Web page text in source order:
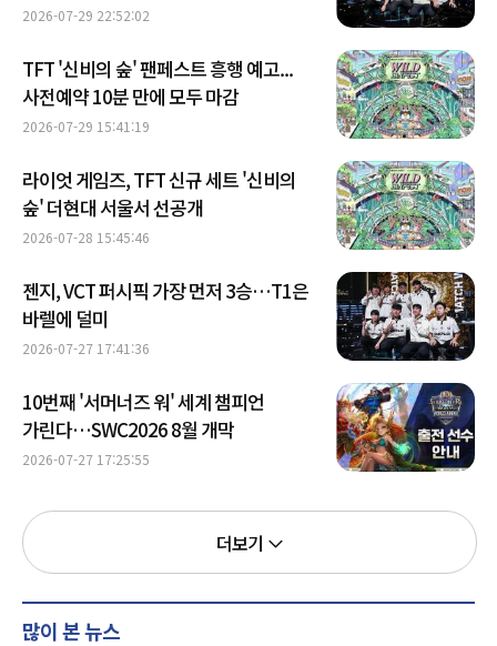
2026-07-29 22:52:02
TFT '신비의 숲' 팬페스트 흥행 예고...
사전예약 10분 만에 모두 마감
2026-07-29 15:41:19
라이엇 게임즈, TFT 신규 세트 '신비의
숲' 더현대 서울서 선공개
2026-07-28 15:45:46
젠지, VCT 퍼시픽 가장 먼저 3승…T1은
바렐에 덜미
2026-07-27 17:41:36
10번째 '서머너즈 워' 세계 챔피언
가린다…SWC2026 8월 개막
2026-07-27 17:25:55
더보기
많이 본 뉴스